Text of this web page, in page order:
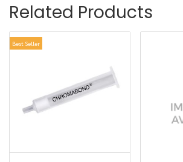
Related Products
Best Seller